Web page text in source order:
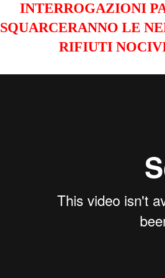
INTERROGAZIONI
SQUARCERANNO LE
RIFIUTI